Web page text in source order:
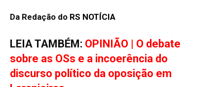
Da Redação do RS NOTÍCIA
LEIA TAMBÉM: OPINIÃO | O debate
sobre as OSs e a incoerência do
discurso político da oposição em